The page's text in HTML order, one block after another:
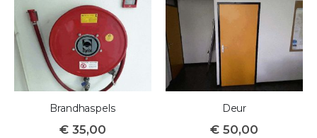
Brandhaspels
€ 35,00
Deur
€ 50,00